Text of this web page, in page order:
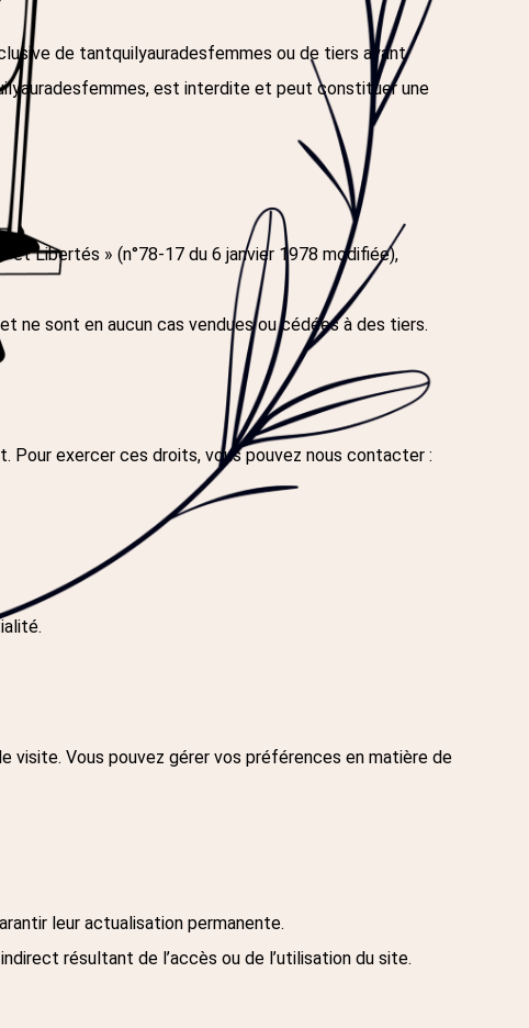
de tantquilyauradesfemmes ou de tiers ayant
, est interdite et peut constituer une
Libertés » (n°78-17 du 6 janvier 1978 modifiée),
ne sont en aucun cas vendues ou cédées à des tiers.
Pour exercer ces droits, vous pouvez nous contacter :
visite. Vous pouvez gérer vos préférences en matière de
leur actualisation permanente.
résultant de l’accès ou de l’utilisation du site.